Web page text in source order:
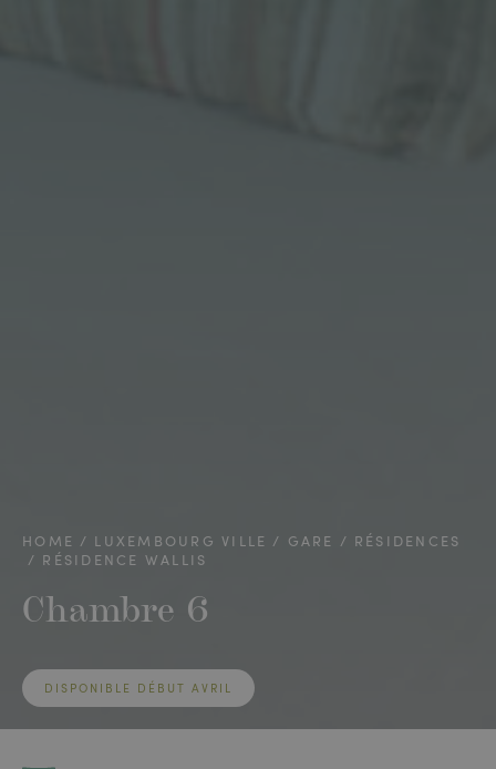
HOME LUXEMBOURG VILLE GARE
RÉSIDENCES
RÉSIDENCE WALLIS
Chambre 6
DISPONIBLE DÉBUT AVRIL